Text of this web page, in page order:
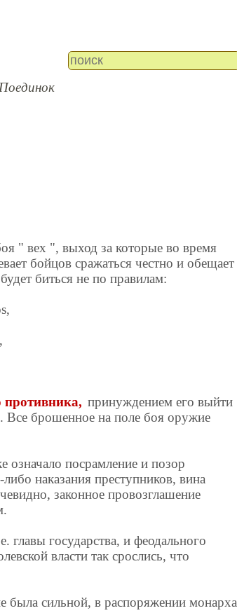
Поединок
" вех ", выход за которые во время
бойцов сражаться честно и обещает
биться не по правилам:
противника, принуждением его выйти
Все брошенное на поле боя оружие
означало посрамление и позор
наказания преступников, вина
законное провозглашение
главы государства, и феодального
власти так срослись, что
была сильной, в распоряжении монарха